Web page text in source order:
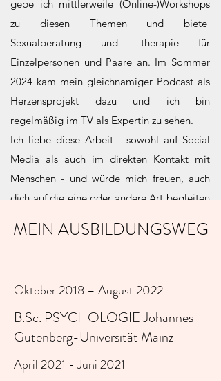
gebe ich mittlerweile (Online-)Workshops
zu diesen Themen und biete
Sexualberatung und -therapie für
Einzelpersonen und Paare an. Im Sommer
2024 kam mein gleichnamiger Podcast als
Herzensprojekt dazu und ich bin
regelmäßig im TV als Expertin zu sehen.
Ich liebe diese Arbeit - sowohl auf Social
Media als auch im direkten Kontakt mit
Menschen - und würde mich freuen, auch
dich auf die eine oder andere Art begleiten
MEIN AUSBILDUNGSWEG
Oktober 2018 – August 2022
B.Sc. PSYCHOLOGIEJohannes
Gutenberg-Universität Mainz
April 2021 - Juni 2021